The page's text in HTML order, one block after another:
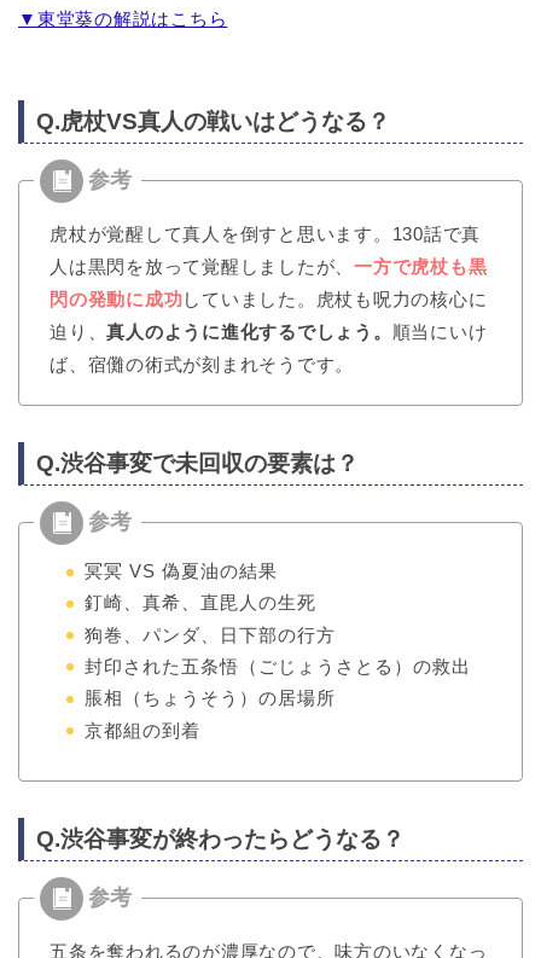
▼東堂葵の解説はこちら
Q.虎杖VS真人の戦いはどうなる？
虎杖が覚醒して真人を倒すと思います。130話で真
人は黒閃を放って覚醒しましたが、一方で虎杖も黒
閃の発動に成功していました。虎杖も呪力の核心に
迫り、真人のように進化するでしょう。
順当にいけ
ば、宿儺の術式が刻まれそうです。
Q.渋谷事変で未回収の要素は？
冥冥 VS 偽夏油の結果
釘崎、真希、直毘人の生死
狗巻、パンダ、日下部の行方
封印された五条悟（ごじょうさとる）の救出
脹相（ちょうそう）の居場所
京都組の到着
Q.渋谷事変が終わったらどうなる？
五条を奪われるのが濃厚なので、味方のいなくなっ